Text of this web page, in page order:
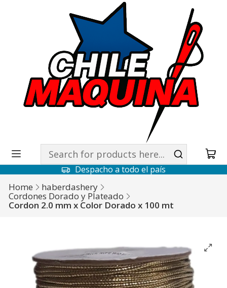
Despacho a todo el país
Home haberdashery
Cordones Dorado y Plateado
Cordon 2.0 mm x Color Dorado x 100 mt